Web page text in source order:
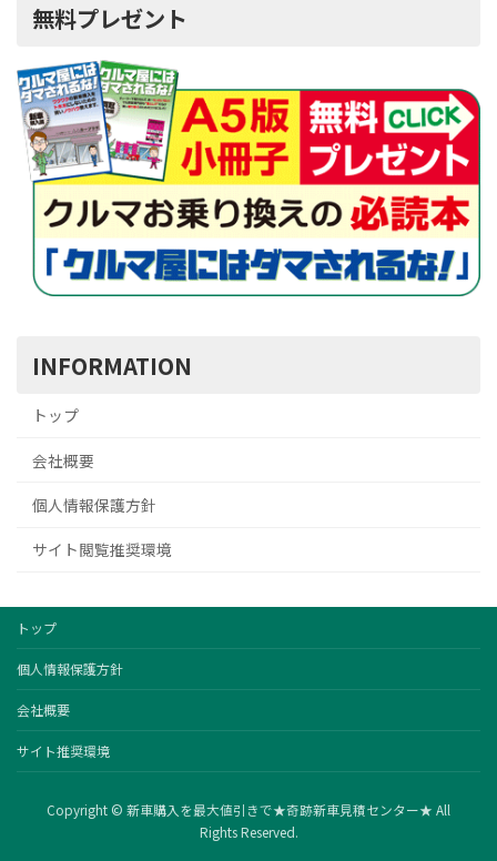
無料プレゼント
INFORMATION
トップ
会社概要
個人情報保護方針
サイト閲覧推奨環境
トップ
個人情報保護方針
会社概要
サイト推奨環境
Copyright © 新車購入を最大値引きで★奇跡新車見積センター★ All
Rights Reserved.